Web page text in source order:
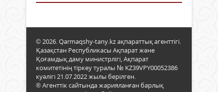
© 2026. Qarmaqshy-tany.kz ақпараттық агенттігі.
Қазақстан Республикасы Ақпарат және
Қоғамдық даму министрлігі, Ақпарат
комитетінің тіркеу туралы № KZ39VPY00052386
куәлігі 21.07.2022 жылы берілген.
® Агенттік сайтында жарияланған барлық